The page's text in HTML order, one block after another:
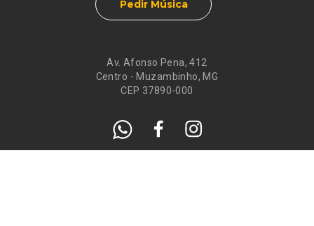
Av. Afonso Pena, 412
Centro - Muzambinho, MG
CEP 37890-000
Pedir Música